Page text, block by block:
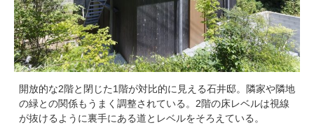
開放的な2階と閉じた1階が対比的に見える石井邸。隣家や隣地
の緑との関係もうまく調整されている。2階の床レベルは視線
が抜けるように裏手にある道とレベルをそろえている。